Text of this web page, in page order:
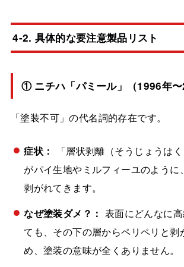
4-2. 具体的な要注意製品リスト
① ニチハ「パミール」（1996年〜
「塗装不可」の代名詞的存在です。
症状：
「層状剥離（そうじょうは
がパイ生地やミルフィーユのように
剥がれてきます。
なぜ塗装ダメ？： 表面にどんなに
ても、その下の層からペリペリと剥
め、塗装の意味が全くありません。